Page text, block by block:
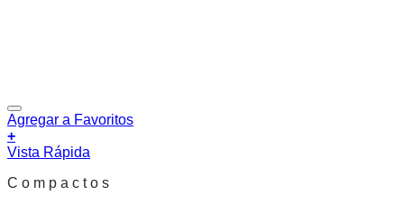
Agregar a Favoritos
+
Vista Rápida
C o m p a c t o s